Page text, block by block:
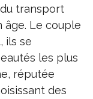
transport
âge. Le couple
ils se
les plus
réputée
des